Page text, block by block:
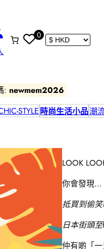
0
: newmem2026
STYLE時尚生活小品潮
LOOK
你會發現…
抵買到偷
日本街頭
仲有啲「